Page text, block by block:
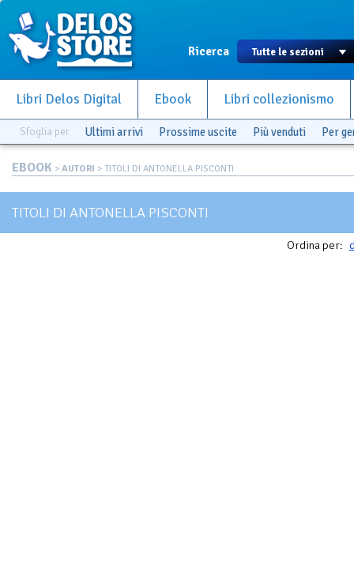
Ricerca
Libri Delos Digital Ebook Libri collezionismo
Sfoglia per Ultimi arrivi Prossime uscite Più venduti Per
EBOOK > AUTORI > TITOLI DI ANTONELLA PISCONTI
TITOLI DI ANTONELLA PISCONTI
Ordina per: